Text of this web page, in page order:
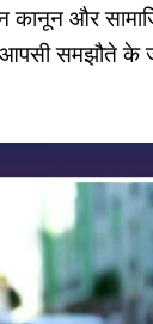
कानून और
समझौते के